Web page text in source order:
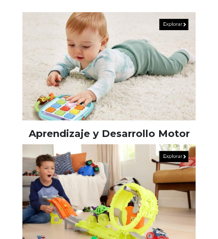
Aprendizaje y Desarrollo Motor